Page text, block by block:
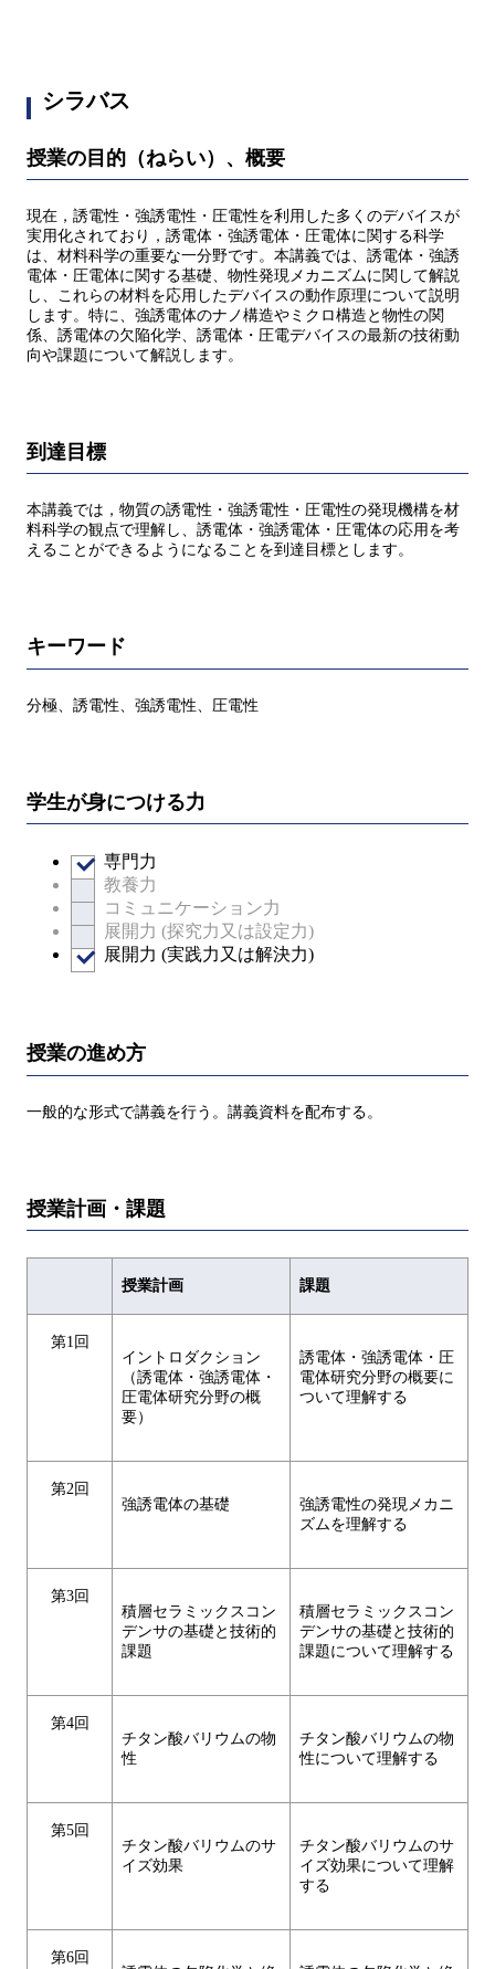
シラバス
授業の目的（ねらい）、概要
現在，誘電性・強誘電性・圧電性を利用した多くのデバイスが
実用化されており，誘電体・強誘電体・圧電体に関する科学
は、材料科学の重要な一分野です。本講義では、誘電体・強誘
電体・圧電体に関する基礎、物性発現メカニズムに関して解説
し、これらの材料を応用したデバイスの動作原理について説明
します。特に、強誘電体のナノ構造やミクロ構造と物性の関
係、誘電体の欠陥化学、誘電体・圧電デバイスの最新の技術動
向や課題について解説します。
到達目標
本講義では，物質の誘電性・強誘電性・圧電性の発現機構を材
料科学の観点で理解し、誘電体・強誘電体・圧電体の応用を考
えることができるようになることを到達目標とします。
キーワード
分極、誘電性、強誘電性、圧電性
学生が身につける力
専門力
教養力
コミュニケーション力
展開力 (探究力又は設定力)
展開力 (実践力又は解決力)
授業の進め方
一般的な形式で講義を行う。講義資料を配布する。
授業計画・課題
授業計画 課題
第1回
イントロダクション
（誘電体・強誘電体・
圧電体研究分野の概
要）
誘電体・強誘電体・圧
電体研究分野の概要に
ついて理解する
第2回
強誘電体の基礎
強誘電性の発現メカニ
ズムを理解する
第3回
積層セラミックスコン
デンサの基礎と技術的
課題
積層セラミックスコン
デンサの基礎と技術的
課題について理解する
第4回
チタン酸バリウムの物
性
チタン酸バリウムの物
性について理解する
第5回
チタン酸バリウムのサ
イズ効果
チタン酸バリウムのサ
イズ効果について理解
する
第6回